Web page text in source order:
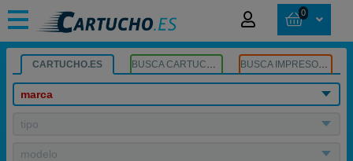
0
CARTUCHO.ES BUSCA CARTUCHOS BUSCA IMPRESORA
marca
tipo
modelo